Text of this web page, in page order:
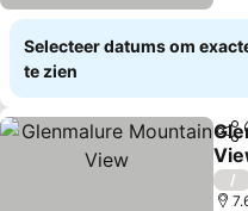
Selecteer datums om
te zien
/